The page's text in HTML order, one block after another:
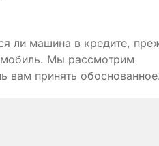
ли машина в кредите,
Мы рассмотрим
вам принять обоснованное